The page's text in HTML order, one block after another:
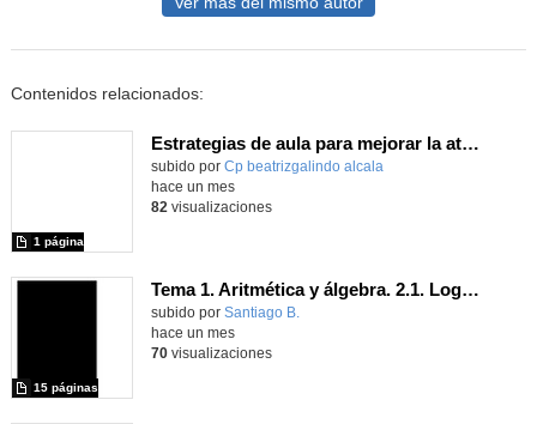
Contenidos relacionados:
Estrategias de aula para mejorar la atención y la gestión emocional
Contenido educativo.
subido por Cp beatrizgalindo alcala
1 página
hace un mes
82 visualizaciones
Tema 1. Aritmética y álgebra. 2.1. Logaritmos
Contenido educativo.
subido por Santiago B.
15 páginas
hace un mes
70visualizaciones